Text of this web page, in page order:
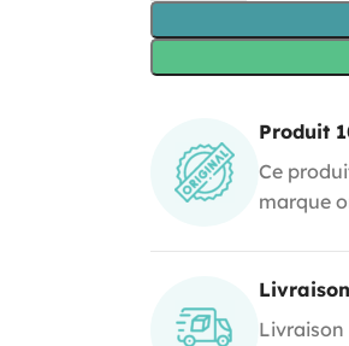
Produit
Ce
marque
Livraison